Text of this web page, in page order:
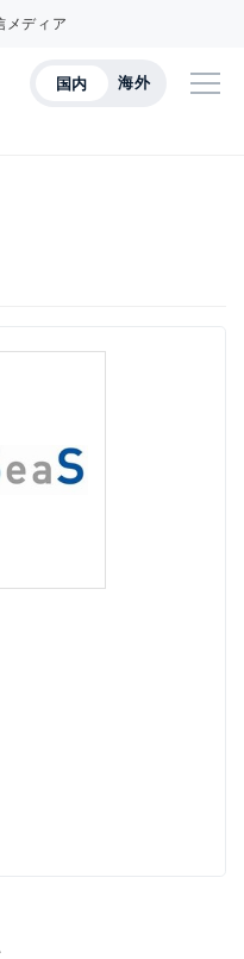
メディア
国内 海外